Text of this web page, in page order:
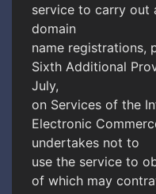
service to carry out
domain
name registrations,
Sixth Additional
July,
on Services of the
Electronic
undertakes not to
use the service to
of which may